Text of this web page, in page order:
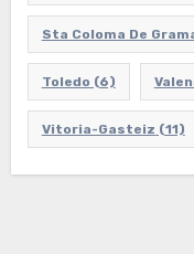
Sta Coloma De
Toledo (6)
Vitoria-Gasteiz (11)